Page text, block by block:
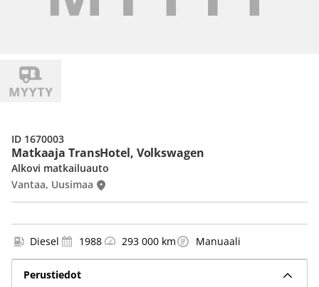
Matkaaja TransHotel, Volkswagen
Alkovi matkailuauto
Vantaa, Uusimaa
ID 1670003
Diesel 1988 293 000 km Manuaali
Perustiedot